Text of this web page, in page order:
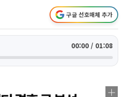
구글 선호매체 추가
00:00 / 01:08